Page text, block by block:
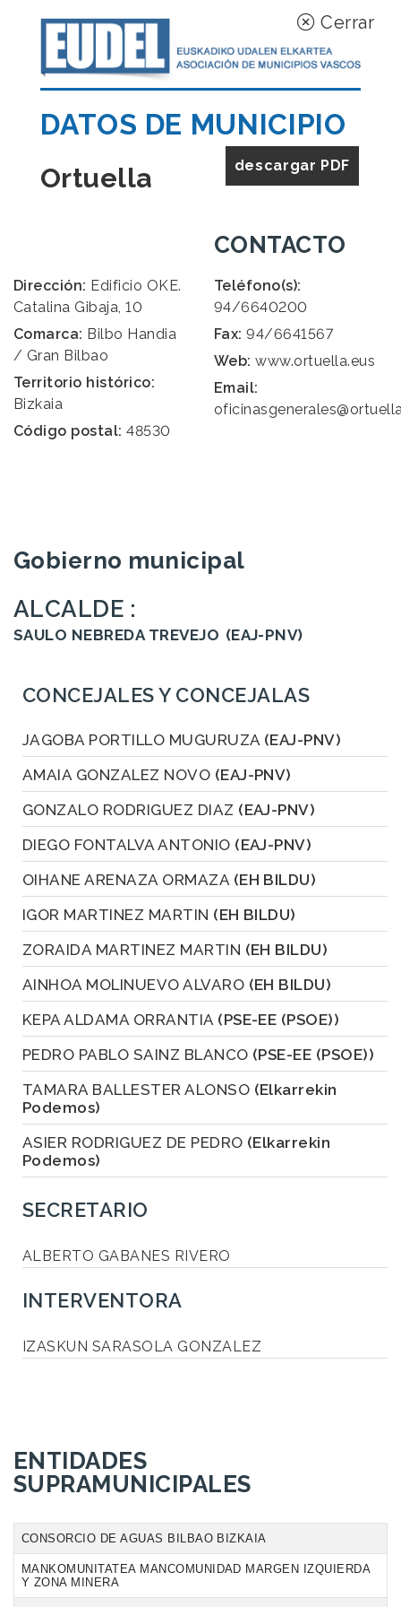
Cerrar
DATOS DE MUNICIPIO
descargar PDF
Ortuella
Dirección: Edificio OKE.
Catalina Gibaja, 10
Comarca: Bilbo Handia
/ Gran Bilbao
Territorio histórico:
Bizkaia
Código postal: 48530
CONTACTO
Teléfono(s):
94/6640200
Fax: 94/6641567
Web: www.ortuella.eus
Email:
Gobierno municipal
ALCALDE :
SAULO NEBREDA TREVEJO (EAJ-PNV)
CONCEJALES Y CONCEJALAS
JAGOBA PORTILLO MUGURUZA (EAJ-PNV)
AMAIA GONZALEZ NOVO (EAJ-PNV)
GONZALO RODRIGUEZ DIAZ (EAJ-PNV)
DIEGO FONTALVA ANTONIO (EAJ-PNV)
OIHANE ARENAZA ORMAZA (EH BILDU)
IGOR MARTINEZ MARTIN (EH BILDU)
ZORAIDA MARTINEZ MARTIN (EH BILDU)
AINHOA MOLINUEVO ALVARO (EH BILDU)
KEPA ALDAMA ORRANTIA (PSE-EE (PSOE))
PEDRO PABLO SAINZ BLANCO (PSE-EE (PSOE))
TAMARA BALLESTER ALONSO (Elkarrekin
Podemos)
ASIER RODRIGUEZ DE PEDRO (Elkarrekin
Podemos)
SECRETARIO
ALBERTO GABANES RIVERO
INTERVENTORA
IZASKUN SARASOLA GONZALEZ
ENTIDADES
SUPRAMUNICIPALES
CONSORCIO DE AGUAS BILBAO BIZKAIA
MANKOMUNITATEA MANCOMUNIDAD MARGEN IZQUIERDA
Y ZONA MINERA